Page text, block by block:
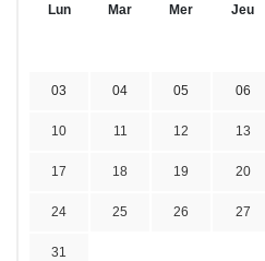
Lun Mar Mer Jeu
03 04 05 06
10 11 12 13
17 18 19 20
24 25 26 27
31